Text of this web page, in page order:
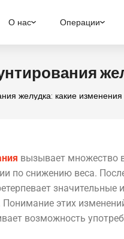
О нас Операции
желудка: какие изменения
вызывает множество
по снижению веса.
значительные
этих
возможность